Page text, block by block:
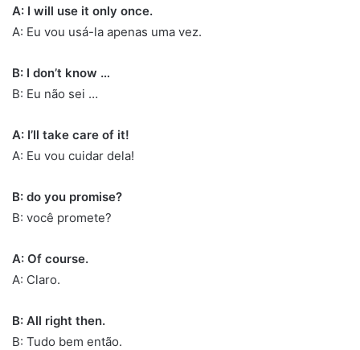
A: I will use it only once.
A: Eu vou usá-la apenas uma vez.
B: I don’t know …
B: Eu não sei …
A: I’ll take care of it!
A: Eu vou cuidar dela!
B: do you promise?
B: você promete?
A: Of course.
A: Claro.
B: All right then.
B: Tudo bem então.